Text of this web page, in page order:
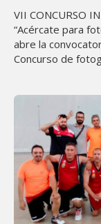
VII CONCURSO
“Acércate para
abre la
Concurso de